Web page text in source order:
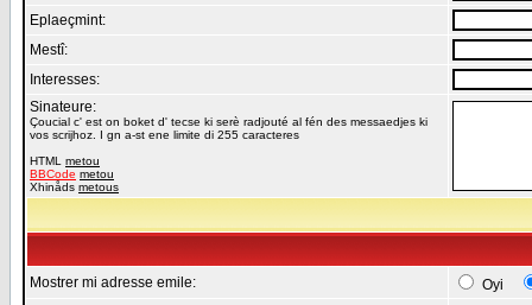
Eplaeçmint:
Mestî:
Interesses:
Sinateure:
Çoucial c' est on boket d' tecse ki serè radjouté al fén des messaedjes ki
vos scrijhoz. I gn a-st ene limite di 255 caracteres
HTML metou
BBCode metou
Xhinåds metous
Mostrer mi adresse emile:
Oyi